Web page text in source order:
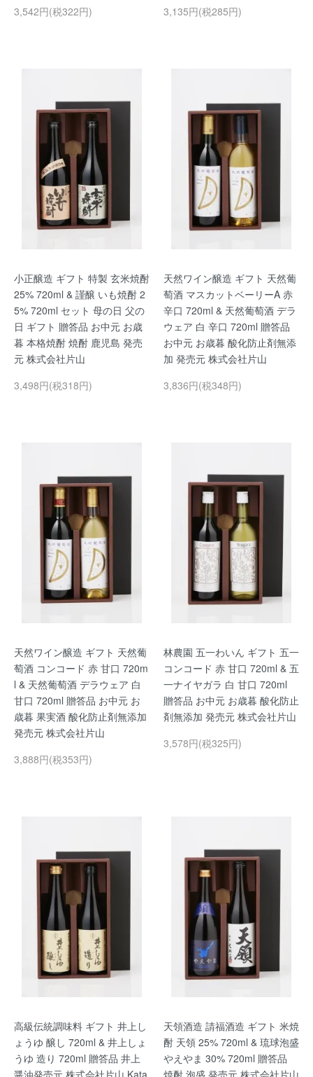
3,542円(税322円)
3,135円(税285円)
小正醸造 ギフト 特製 玄米焼酎
25% 720ml & 謹醸 いも焼酎 2
5% 720ml セット 母の日 父の
日 ギフト 贈答品 お中元 お歳
暮 本格焼酎 焼酎 鹿児島 発売
元 株式会社片山
3,498円(税318円)
天然ワイン醸造 ギフト 天然葡
萄酒 マスカットベーリーA 赤
辛口 720ml & 天然葡萄酒 デラ
ウェア 白 辛口 720ml 贈答品
お中元 お歳暮 酸化防止剤無添
加 発売元 株式会社片山
3,836円(税348円)
天然ワイン醸造 ギフト 天然葡
萄酒 コンコード 赤 甘口 720m
l & 天然葡萄酒 デラウェア 白
甘口 720ml 贈答品 お中元 お
歳暮 果実酒 酸化防止剤無添加
発売元 株式会社片山
3,888円(税353円)
林農園 五一わいん ギフト 五一
コンコード 赤 甘口 720ml & 五
一ナイヤガラ 白 甘口 720ml
贈答品 お中元 お歳暮 酸化防止
剤無添加 発売元 株式会社片山
3,578円(税325円)
高級伝統調味料 ギフト 井上し
ょうゆ 醸し 720ml & 井上しょ
うゆ 造り 720ml 贈答品 井上
天領酒造 請福酒造 ギフト 米焼
酎 天領 25% 720ml & 琉球泡盛
やえやま 30% 720ml 贈答品